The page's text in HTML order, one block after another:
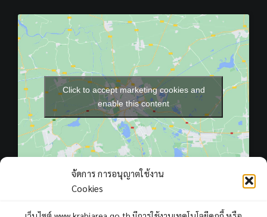
จัดการ การอนุญาตใช้งาน
Cookies
Click to accept marketing cookies and
enable this content